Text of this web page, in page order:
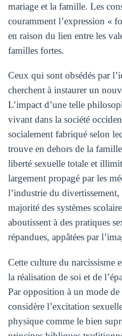
mariage et la famille. Les
couramment l’expression «
en raison du lien entre les
familles fortes.
Ceux qui sont obsédés par
cherchent à instaurer un
L’impact d’une telle
vivant dans la société
socialement fabriqué selon
trouve en dehors de la
liberté sexuelle totale et
largement propagé par les
l’industrie du divertissement,
majorité des systèmes
aboutissent à des pratiques
répandues, appâtées par
Cette culture du narcissisme
la réalisation de soi et de
Par opposition à un mode
considère l’excitation
physique comme le bien